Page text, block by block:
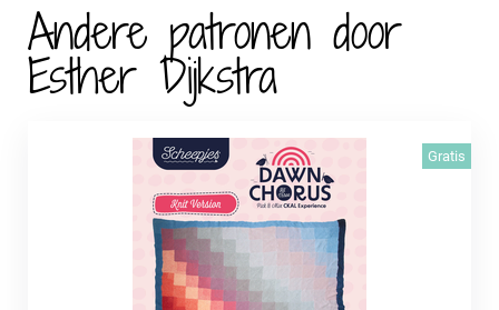
Andere patronen door
Esther Dijkstra
Gratis